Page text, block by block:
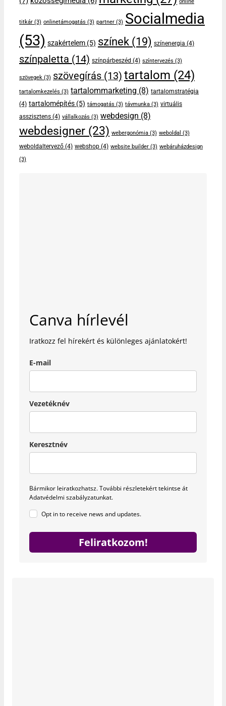
titkár (3) onlinetámogatás (3) partner (3) Socialmedia
(53) szakértelem (5) színek (19) színenergia (4)
színpaletta (14) színpárbeszéd (4) színtervezés (3)
szövegek (3) szövegírás (13) tartalom (24)
tartalomkezelés (3) tartalommarketing (8) tartalomstratégia
(4) tartalomépítés (5) támogatás (3) távmunka (3) virtuális
asszisztens (4) vállalkozás (3) webdesign (8)
webdesigner (23) webergonómia (3) weboldal (3)
weboldaltervező (4) webshop (4) website builder (3) webáruházdesign
(3)
Canva hírlevél
Iratkozz fel hírekért és különleges ajánlatokért!
E-mail
Vezetéknév
Keresztnév
Bármikor leiratkozhatsz.További részletekért tekintse át
Adatvédelmi szabályzatunkat.
Opt in to receive news and updates.
Feliratkozom!